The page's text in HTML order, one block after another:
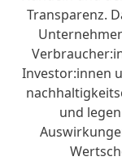
Transparenz.
Investor:innen
und